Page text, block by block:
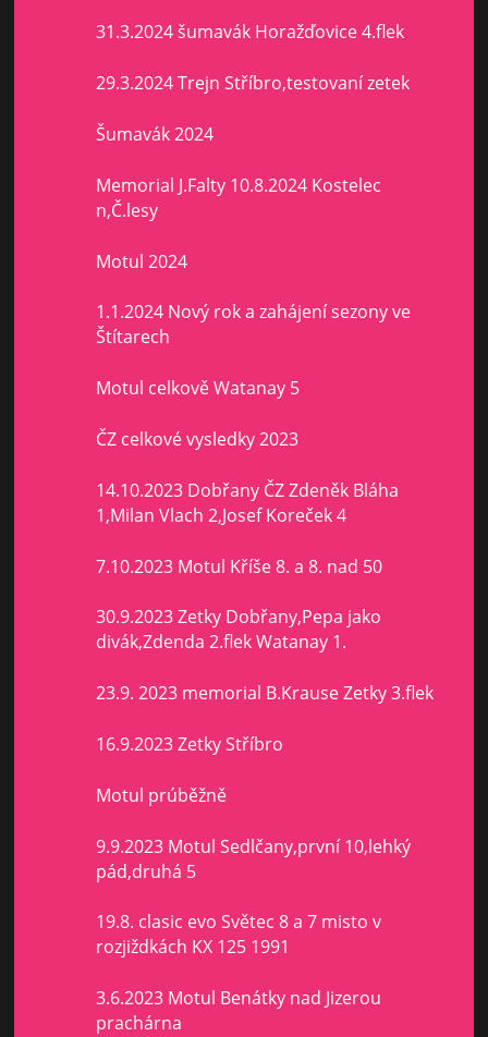
31.3.2024 šumavák Horažďovice 4.flek
29.3.2024 Trejn Stříbro,testovaní zetek
Šumavák 2024
Memorial J.Falty 10.8.2024 Kostelec
n,Č.lesy
Motul 2024
1.1.2024 Nový rok a zahájení sezony ve
Štítarech
Motul celkově Watanay 5
ČZ celkové vysledky 2023
14.10.2023 Dobřany ČZ Zdeněk Bláha
1,Milan Vlach 2,Josef Koreček 4
7.10.2023 Motul Kříše 8. a 8. nad 50
30.9.2023 Zetky Dobřany,Pepa jako
divák,Zdenda 2.flek Watanay 1.
23.9. 2023 memorial B.Krause Zetky 3.flek
16.9.2023 Zetky Stříbro
Motul prúběžně
9.9.2023 Motul Sedlčany,první 10,lehký
pád,druhá 5
19.8. clasic evo Světec 8 a 7 misto v
rozjiždkách KX 125 1991
3.6.2023 Motul Benátky nad Jizerou
prachárna